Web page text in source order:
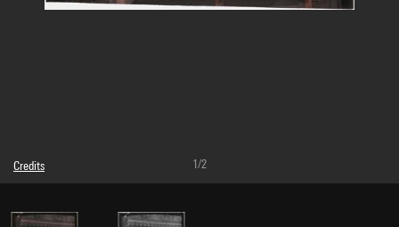
Credits
© Eli Lotar
Image reference : 4G26280
1/2